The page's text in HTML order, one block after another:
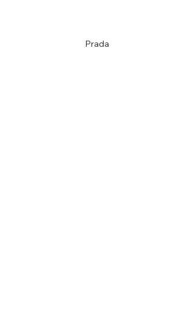
Prada